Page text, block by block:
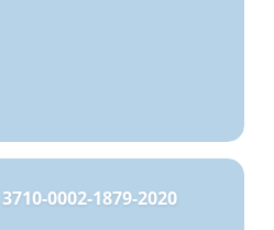
0002-1879-2020